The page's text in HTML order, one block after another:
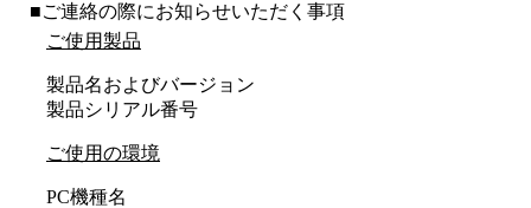
■ご連絡の際にお知らせいただく事項
ご使用製品
製品名およびバージョン
製品シリアル番号
ご使用の環境
PC機種名